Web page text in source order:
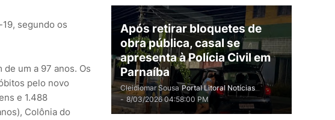
segundo os
um a 97 anos. Os
pelo novo
e 1.488
Colônia do
Após retirar bloquetes de
obra pública, casal se
apresenta à Polícia Civil em
Parnaíba
Cleidiomar Sousa Portal Litoral Notícias
- 8/03/2026 04:58:00 PM